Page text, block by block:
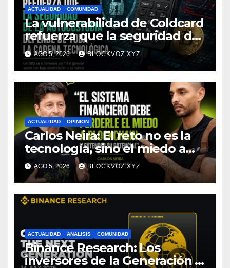
ACTUALIDAD COMUNIDAD
La vulnerabilidad de Coldcard
refuerza que la seguridad de
la autocustodia depende de
toda la cadena tecnológica,
afirma CoinEx Research
AGO 5, 2026 BLOCKVOZ.XYZ
ACTUALIDAD OPINION
Carlos Neira: El reto no es la
tecnología, sino el miedo a
entenderla
AGO 5, 2026 BLOCKVOZ.XYZ
ACTUALIDAD ANALISIS COMUNIDAD
Binance Research: Los
inversores de la Generación Z